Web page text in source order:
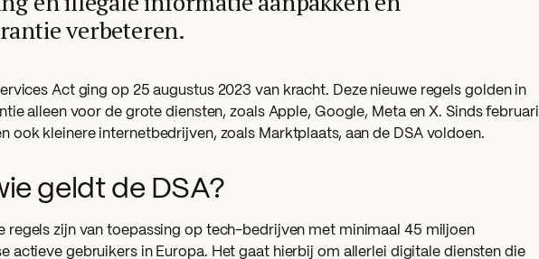
verbeteren.
Act ging op 25 augustus 2023 van kracht. Deze nieuwe regels golden in
alleen voor de grote diensten, zoals Apple, Google, Meta en X. Sinds februari
ook kleinere internetbedrijven, zoals Marktplaats, aan de DSA voldoen.
geldt de DSA?
regels zijn van toepassing op tech-bedrijven met minimaal 45 miljoen
actieve gebruikers in Europa. Het gaat hierbij om allerlei digitale diensten die